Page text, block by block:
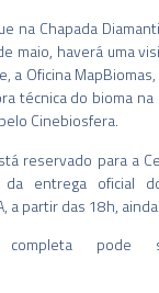
na Chapada
maio, haverá uma
a Oficina
técnica do bioma
Cinebiosfera.
reservado para a
da entrega oficial
a partir das 18h,
completa pode